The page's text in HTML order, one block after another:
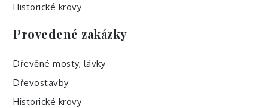
Historické krovy
Provedené zakázky
Dřevěné mosty, lávky
Dřevostavby
Historické krovy